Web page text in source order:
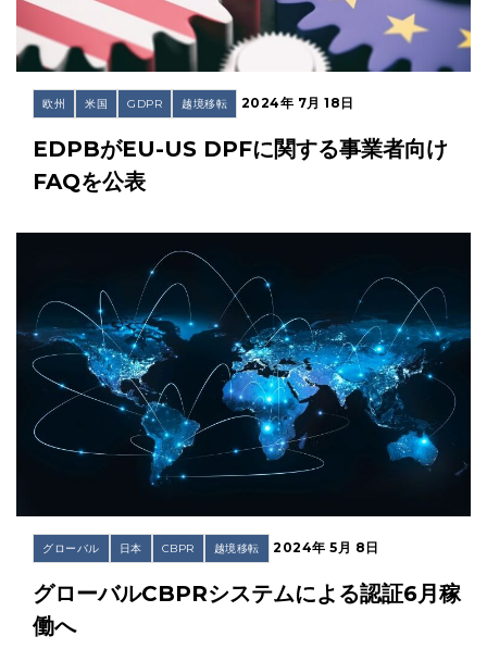
欧州 米国 GDPR 越境移転 2024年 7月 18日
EDPBがEU-US DPFに関する事業者向け
FAQを公表
グローバル 日本 CBPR 越境移転 2024年 5月 8日
グローバルCBPRシステムによる認証6月稼
働へ